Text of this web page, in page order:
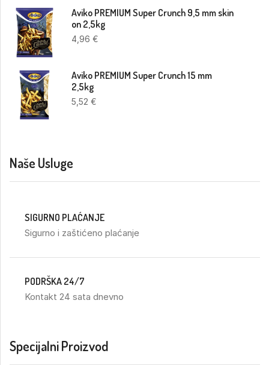
Aviko PREMIUM Super Crunch 9,5 mm skin
on 2,5kg
4,96€
Aviko PREMIUM Super Crunch 15 mm
2,5kg
5,52€
Naše Usluge
SIGURNO PLAĆANJE
Sigurno i zaštićeno plaćanje
PODRŠKA 24/7
Kontakt 24 sata dnevno
Specijalni Proizvod